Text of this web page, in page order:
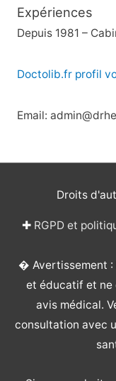
Expériences
Depuis 1981 –
Doctolib.fr profil
Email:
Droits
✚ RGPD et
� Avertissement :
et éducatif et ne
avis médical.
consultation avec